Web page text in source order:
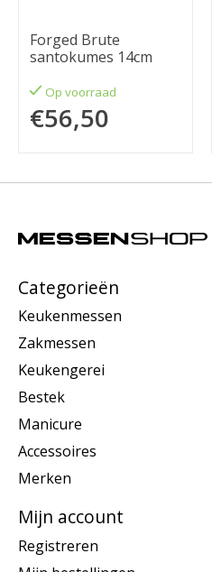
Forged Brute
santokumes 14cm
Op voorraad
€56,50
Categorieën
Keukenmessen
Zakmessen
Keukengerei
Bestek
Manicure
Accessoires
Merken
Mijn account
Registreren